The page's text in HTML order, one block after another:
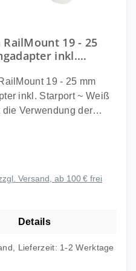
RailMount 19 - 25
inkl.
19 - 25 mm
inkl. Starport ~ Weiß
die Verwendung der
und alle anderen
RailMount ist eine
sicher und
Versand, ab 100 € frei
Details
Lieferzeit: 1-2 Werktage